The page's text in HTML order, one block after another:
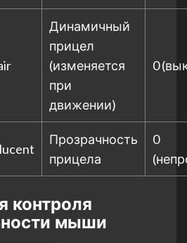
Динамичный
прицел
(изменяется
при
движении)
0
Прозрачность
прицела
0
контроля
мыши